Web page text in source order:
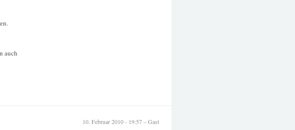
auch
10. Februar 2010 - 19:57 – Gast